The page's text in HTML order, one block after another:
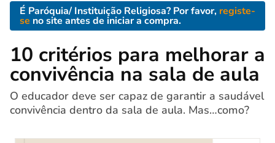
É Paróquia/ Instituição Religiosa? Por favor, registe-
se no site antes de iniciar a compra.
10 critérios para melhorar a
convivência na sala de aula
O educador deve ser capaz de garantir a saudável
convivência dentro da sala de aula. Mas…como?